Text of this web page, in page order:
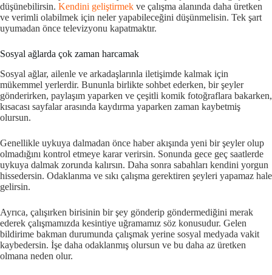
düşünebilirsin. Kendini geliştirmek ve çalışma alanında daha üretken
ve verimli olabilmek için neler yapabileceğini düşünmelisin. Tek şart
uyumadan önce televizyonu kapatmaktır.
Sosyal ağlarda çok zaman harcamak
Sosyal ağlar, ailenle ve arkadaşlarınla iletişimde kalmak için
mükemmel yerlerdir. Bununla birlikte sohbet ederken, bir şeyler
gönderirken, paylaşım yaparken ve çeşitli komik fotoğraflara bakarken,
kısacası sayfalar arasında kaydırma yaparken zaman kaybetmiş
olursun.
Genellikle uykuya dalmadan önce haber akışında yeni bir şeyler olup
olmadığını kontrol etmeye karar verirsin. Sonunda gece geç saatlerde
uykuya dalmak zorunda kalırsın. Daha sonra sabahları kendini yorgun
hissedersin. Odaklanma ve sıkı çalışma gerektiren şeyleri yapamaz hale
gelirsin.
Ayrıca, çalışırken birisinin bir şey gönderip göndermediğini merak
ederek çalışmamızda kesintiye uğramamız söz konusudur. Gelen
bildirime bakman durumunda çalışmak yerine sosyal medyada vakit
kaybedersin. İşe daha odaklanmış olursun ve bu daha az üretken
olmana neden olur.